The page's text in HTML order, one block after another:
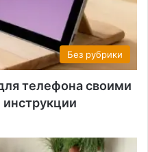
Без рубрики
телефона своими